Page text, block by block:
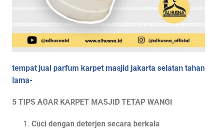
tempat jual parfum karpet masjid jakarta selatan tahan
lama-
5 TIPS AGAR KARPET MASJID TETAP WANGI
Cuci dengan deterjen secara berkala